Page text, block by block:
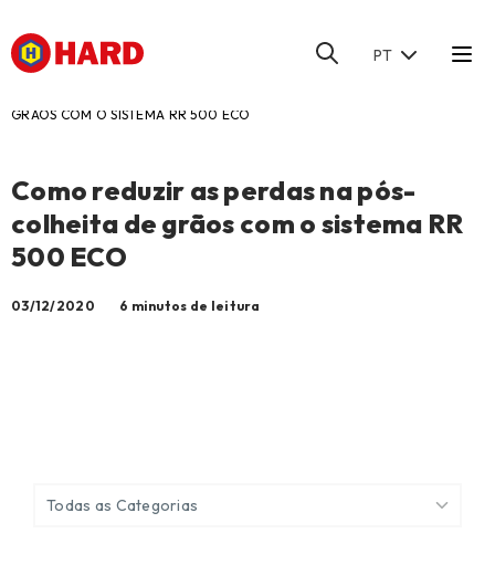
PT
GRÃOS COM O SISTEMA RR 500 ECO
Como reduzir as perdas na pós-
colheita de grãos com o sistema RR
500 ECO
03/12/2020 6 minutos de leitura
Todas as Categorias